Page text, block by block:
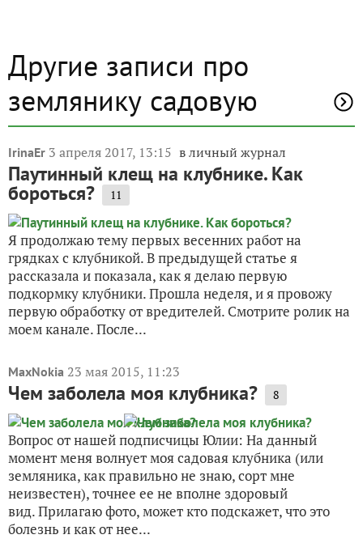
Другие записи про
землянику садовую
IrinaEr 3 апреля 2017, 13:15 в личный журнал
Паутинный клещ на клубнике. Как
бороться? 11
Я продолжаю тему первых весенних работ на
грядках с клубникой. В предыдущей статье я
рассказала и показала, как я делаю первую
подкормку клубники. Прошла неделя, и я провожу
первую обработку от вредителей. Смотрите ролик на
моем канале. После...
MaxNokia 23 мая 2015, 11:23
Чем заболела моя клубника? 8
Вопрос от нашей подписчицы Юлии: На данный
момент меня волнует моя садовая клубника (или
земляника, как правильно не знаю, сорт мне
неизвестен), точнее ее не вполне здоровый
вид. Прилагаю фото, может кто подскажет, что это
болезнь и как от нее...